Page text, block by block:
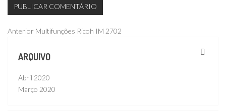
Navegação
de
artigos
Publicação
Anterior Multifunções Ricoh IM 2702
ARQUIVO
Abril 2020
Março 2020